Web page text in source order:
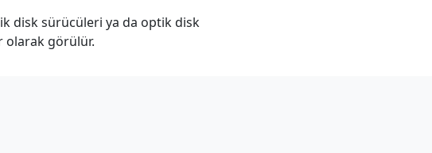
disk sürücüleri ya da optik disk
olarak görülür.